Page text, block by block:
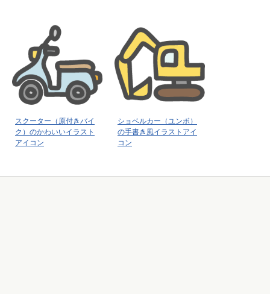
スクーター（原付きバイ
ク）のかわいいイラスト
アイコン
ショベルカー（ユンボ）
の手書き風イラストアイ
コン